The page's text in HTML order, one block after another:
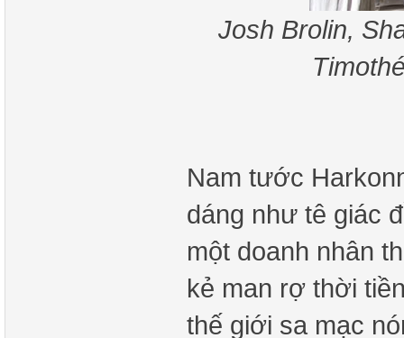
Josh Brolin,
Nam tước
dáng như tê giác
một doanh nhân
kẻ man rợ thời
thế giới sa mạc